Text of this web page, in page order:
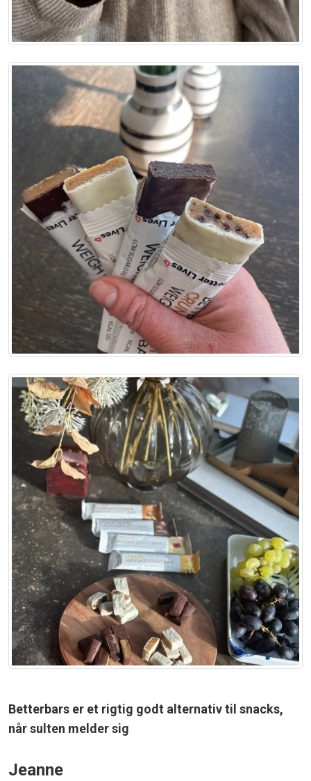
Betterbars er et rigtig godt alternativ til snacks,
når sulten melder sig
Jeanne